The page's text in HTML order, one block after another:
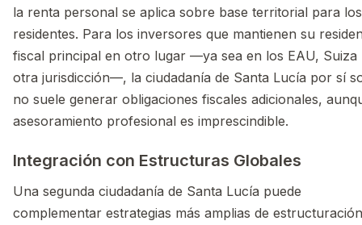
la renta personal se aplica sobre base territorial para
residentes. Para los inversores que mantienen su
fiscal principal en otro lugar —ya sea en los EAU, Suiza
otra jurisdicción—, la ciudadanía de Santa Lucía por sí
no suele generar obligaciones fiscales adicionales,
asesoramiento profesional es imprescindible.
Integración con Estructuras Globales
Una segunda ciudadanía de Santa Lucía puede
complementar estrategias más amplias de estructuración